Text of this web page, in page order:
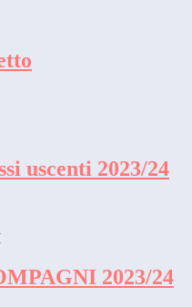
uscenti 2023/24
2023/24